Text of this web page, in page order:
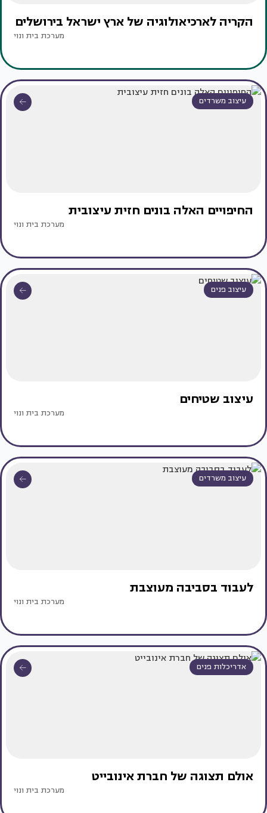
הקריה לארכיאולוגיה של ארץ ישראל בירושלים
מערכת בית ונוי
עיצוב משרדים
החיפויים האלה בונים חזית עיצובית
מערכת בית ונוי
עיצוב פנים
עיצוב שטיחים
מערכת בית ונוי
עיצוב משרדים
לעבוד בסביבה מעוצבת
מערכת בית ונוי
אדריכלות פנים
אולם תצוגה של חברת אינובייט
מערכת בית ונוי